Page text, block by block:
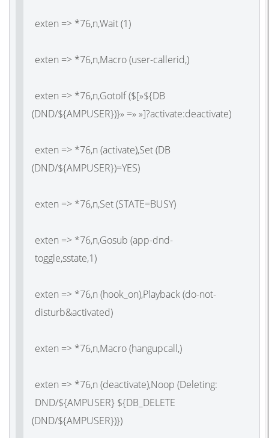
exten => *76,n,Wait(1)
exten => *76,n,Macro(user-callerid,)
exten => *76,n,GotoIf($[»${DB
(DND/${AMPUSER})}» =» »]?activate:deactivate)
exten => *76,n (activate),Set(DB
(DND/${AMPUSER})=YES)
exten => *76,n,Set(STATE=BUSY)
exten => *76,n,Gosub (app-dnd-
toggle,sstate,1)
exten => *76,n (hook_on),Playback(do-not-
disturb&activated)
exten => *76,n,Macro(hangupcall,)
exten => *76,n (deactivate),Noop (Deleting:
DND/${AMPUSER} ${DB_DELETE
(DND/${AMPUSER})})